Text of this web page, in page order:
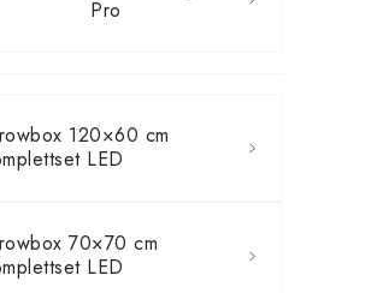
Pro
120×60 cm
LED
70×70 cm
LED